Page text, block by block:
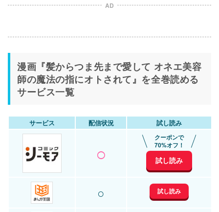
AD
漫画『髪からつま先まで愛して オネエ美容
師の魔法の指にオトされて』を全巻読める
サービス一覧
サービス 配信状況 試し読み
○
クーポンで
70%オフ！
試し読み
○ 試し読み